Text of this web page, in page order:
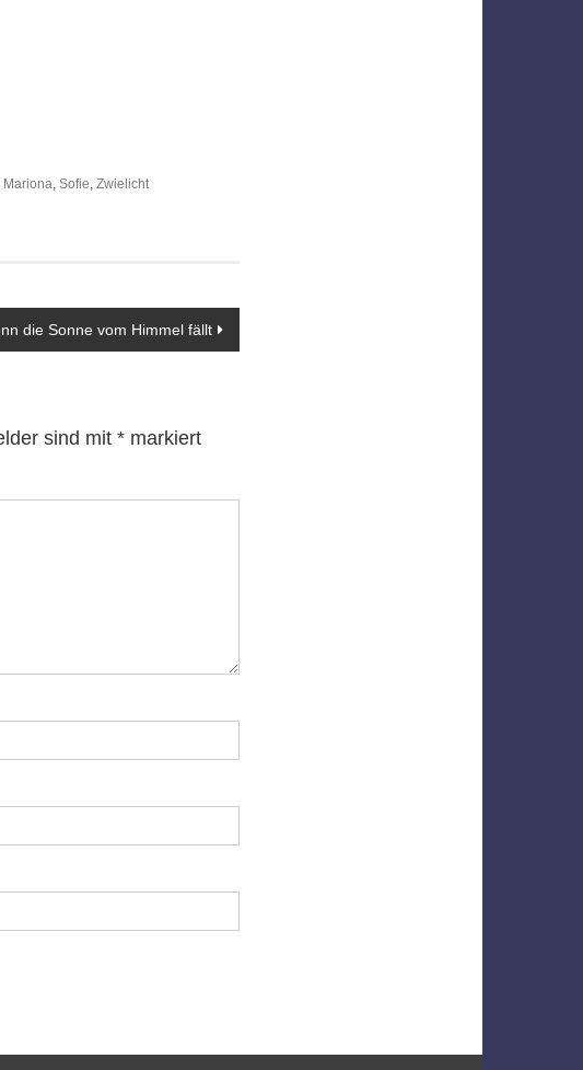
Mariona Sofie Zwielicht
die Sonne vom Himmel fällt
sind mit *markiert